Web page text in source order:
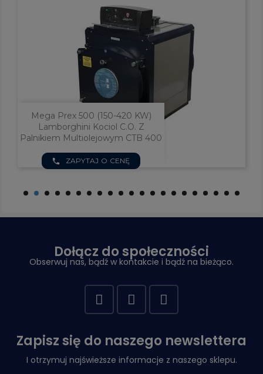
Mega Prex 500 (150-420 KW)
Lamborghini Kociol C.o. Z
Palnikiem Multiolejowym CTB 400
phone ZAPYTAJ O CENĘ
Dołącz do społeczności
Obserwuj nas, bądź w kontakcie i bądź na bieżąco.
Zapisz się do naszego newslettera
I otrzymuj najświeższe informacje z naszego sklepu.